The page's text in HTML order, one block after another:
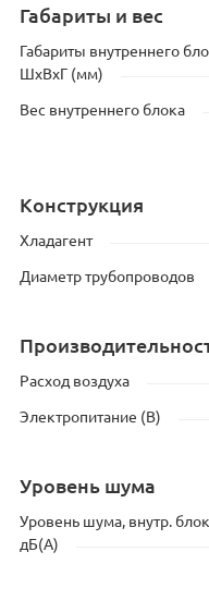
Габариты и вес
Габариты внутреннего
ШхВхГ (мм)
Вес внутреннего блока
Конструкция
Хладагент
Диаметр трубопроводов
Расход воздуха
Электропитание (В)
Уровень шума
Уровень шума, внутр.
дБ(А)